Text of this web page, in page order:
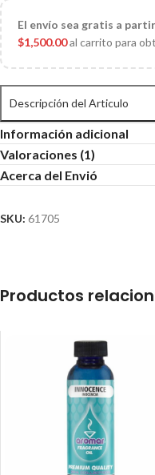
El envío sea gratis a
$1,500.00al carrito para
Descripción del Articulo
Información adicional
Valoraciones (1)
Acerca del Envió
SKU: 61705
Productos